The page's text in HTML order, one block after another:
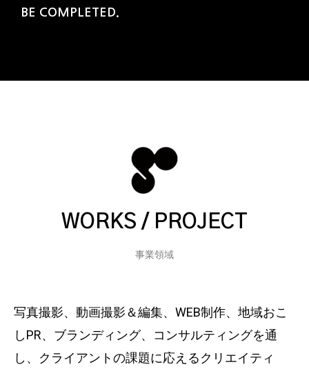
BE COMPLETED.
WORKS / PROJECT
事業領域
写真撮影、動画撮影＆編集、WEB制作、 地域おこ
しPR、ブランディング、コンサルティングを通
し、 クライアントの課題に応えるクリエイティ